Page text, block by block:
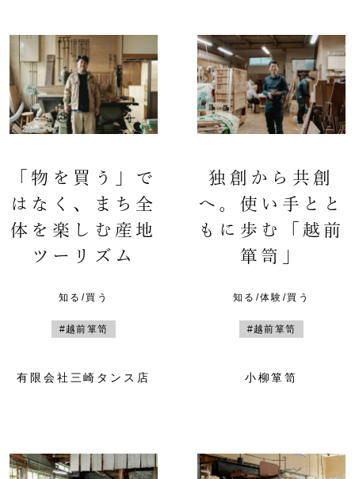
「物を買う」で
はなく、まち全
体を楽しむ産地
ツーリズム
知る/買う
#越前箪笥
有限会社三崎タンス店
独創から共創
へ。使い手とと
もに歩む「越前
箪笥」
知る/体験/買う
#越前箪笥
小柳箪笥